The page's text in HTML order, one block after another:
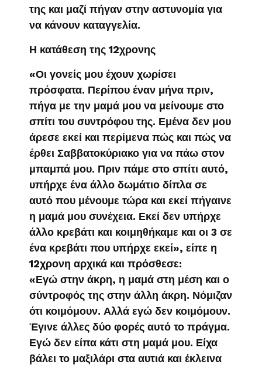
της και μαζί πήγαν στην αστυνομία για
να κάνουν καταγγελία.
Η κατάθεση της 12χρονης
«Οι γονείς μου έχουν χωρίσει
πρόσφατα. Περίπου έναν μήνα πριν,
πήγα με την μαμά μου να μείνουμε στο
σπίτι του συντρόφου της. Εμένα δεν μου
άρεσε εκεί και περίμενα πώς και πώς να
έρθει Σαββατοκύριακο για να πάω στον
μπαμπά μου. Πριν πάμε στο σπίτι αυτό,
υπήρχε ένα άλλο δωμάτιο δίπλα σε
αυτό που μένουμε τώρα και εκεί πήγαινε
η μαμά μου συνέχεια. Εκεί δεν υπήρχε
άλλο κρεβάτι και κοιμηθήκαμε και οι 3 σε
ένα κρεβάτι που υπήρχε εκεί», είπε η
12χρονη αρχικά και πρόσθεσε:
«Εγώ στην άκρη, η μαμά στη μέση και ο
σύντροφός της στην άλλη άκρη. Νόμιζαν
ότι κοιμόμουν. Αλλά εγώ δεν κοιμόμουν.
Έγινε άλλες δύο φορές αυτό το πράγμα.
Εγώ δεν είπα κάτι στη μαμά μου. Είχα
βάλει το μαξιλάρι στα αυτιά και έκλεινα